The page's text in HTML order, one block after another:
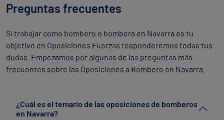
Preguntas frecuentes
Si trabajar como bombero o bombera en Navarra es tu
objetivo en Oposiciones Fuerzas responderemos todas tus
dudas. Empezamos por algunas de las preguntas más
frecuentes sobre las Oposiciones a Bombero en Navarra.
¿Cuál es el temario de las oposiciones de bomberos
en Navarra?